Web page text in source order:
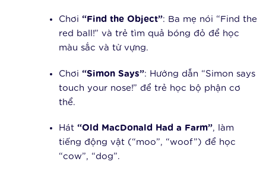
Chơi “Find the Object”: Ba mẹ nói “Find the
red ball!” và trẻ tìm quả bóng đỏ để học
màu sắc và từ vựng.
Chơi “Simon Says”: Hướng dẫn “Simon says
touch your nose!” để trẻ học bộ phận cơ
thể.
Hát “Old MacDonald Had a Farm”, làm
tiếng động vật (“moo”, “woof”) để học
“cow”, “dog”.